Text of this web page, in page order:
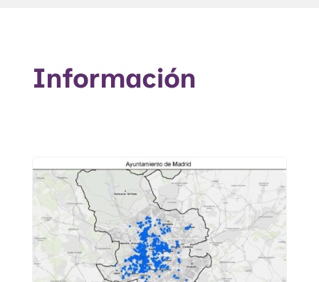
Información